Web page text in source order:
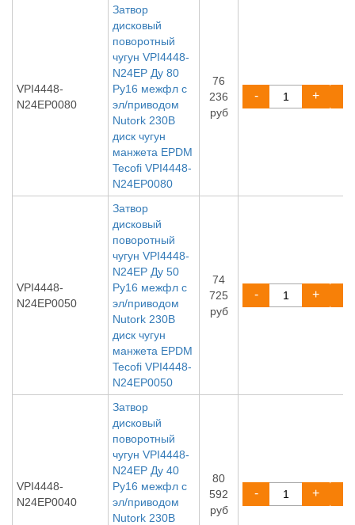
VPI4448-
N24EP0080
Затвор
дисковый
поворотный
чугун VPI4448-
N24EP Ду 80
Ру16 межфл с
эл/приводом
Nutork 230В
диск чугун
манжета EPDM
Tecofi VPI4448-
N24EP0080
76
236
руб
- +
VPI4448-
N24EP0050
Затвор
дисковый
поворотный
чугун VPI4448-
N24EP Ду 50
Ру16 межфл с
эл/приводом
Nutork 230В
диск чугун
манжета EPDM
Tecofi VPI4448-
N24EP0050
74
725
руб
- +
VPI4448-
N24EP0040
Затвор
дисковый
поворотный
чугун VPI4448-
N24EP Ду 40
Ру16 межфл с
эл/приводом
Nutork 230В
80
592
руб
- +